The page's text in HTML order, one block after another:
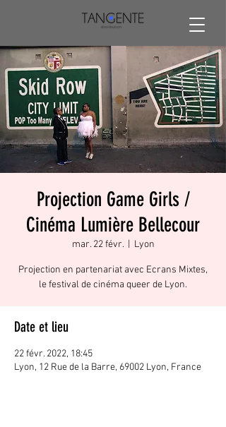
Projection Game Girls /
Cinéma Lumière Bellecour
mar. 22 févr.
  |
Lyon
Projection en partenariat avec Ecrans Mixtes,
le festival de cinéma queer de Lyon.
Date et lieu
22 févr. 2022, 18:45
Lyon, 12 Rue de la Barre, 69002 Lyon, France